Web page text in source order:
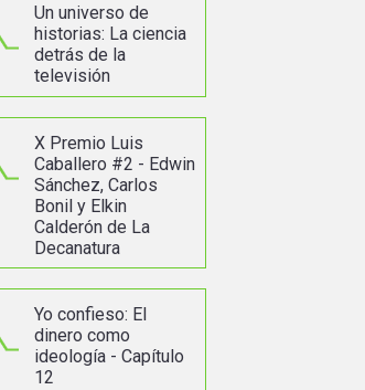
Un universo de
historias: La ciencia
detrás de la
televisión
X Premio Luis
Caballero #2 - Edwin
Sánchez, Carlos
Bonil y Elkin
Calderón de La
Decanatura
Yo confieso: El
dinero como
ideología - Capítulo
12